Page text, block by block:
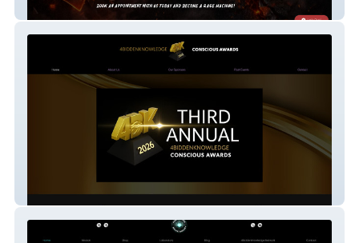
Demolition Rage Room
4B Conscious Awards